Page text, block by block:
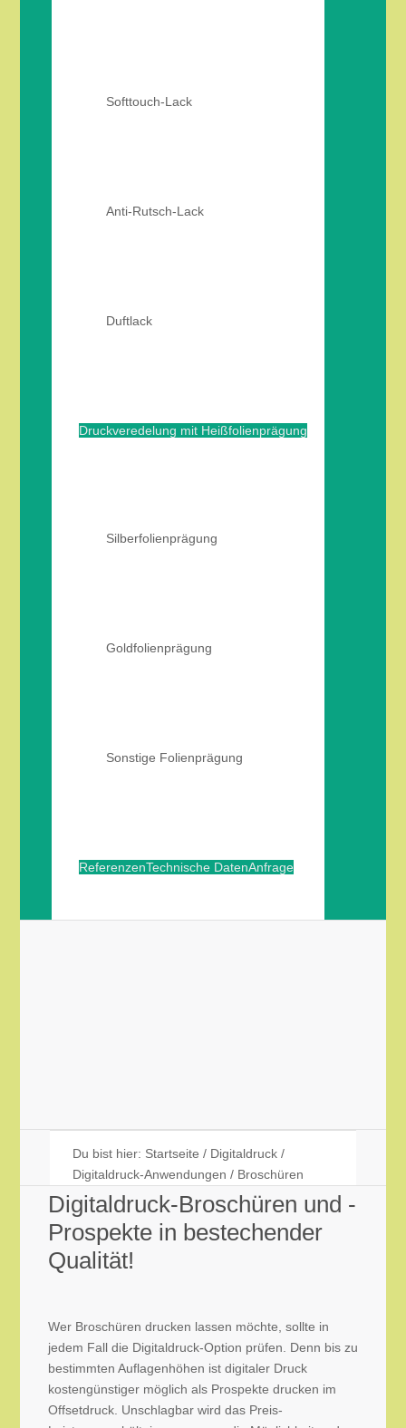
Softtouch-Lack
Anti-Rutsch-Lack
Duftlack
Druckveredelung mit Heißfolienprägung
Silberfolienprägung
Goldfolienprägung
Sonstige Folienprägung
ReferenzenTechnische DatenAnfrage
Du bist hier: Startseite / Digitaldruck /
Digitaldruck-Anwendungen / Broschüren
Digitaldruck-Broschüren und -
Prospekte in bestechender
Qualität!
Wer Broschüren drucken lassen möchte, sollte in
jedem Fall die Digitaldruck-Option prüfen. Denn bis zu
bestimmten Auflagenhöhen ist digitaler Druck
kostengünstiger möglich als Prospekte drucken im
Offsetdruck. Unschlagbar wird das Preis-